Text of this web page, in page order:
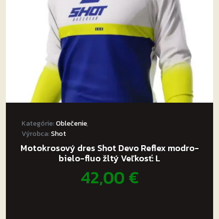
na
stránke
produktu.
Kategórie:Oblečenie,
Výrobca:Shot
Motokrosový dres Shot Devo Reflex modro-
bielo-fluo žltý Veľkosť: L
42,00€